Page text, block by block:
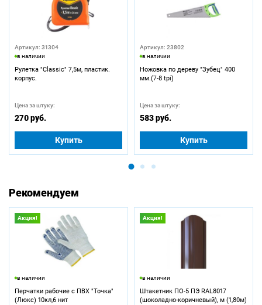
Артикул: 31304
в наличии
Рулетка "Classic" 7,5м, пластик.
корпус.
Цена за штуку:
270 руб.
Купить
Артикул: 23802
в наличии
Ножовка по дереву "Зубец" 400
мм.(7-8 tpi)
Цена за штуку:
583 руб.
Купить
Рекомендуем
Акция!
в наличии
Перчатки рабочие с ПВХ "Точка"
(Люкс) 10кл,6 нит
Акция!
в наличии
Штакетник ПО-5 ПЭ RAL8017
(шоколадно-коричневый), м (1,80м)